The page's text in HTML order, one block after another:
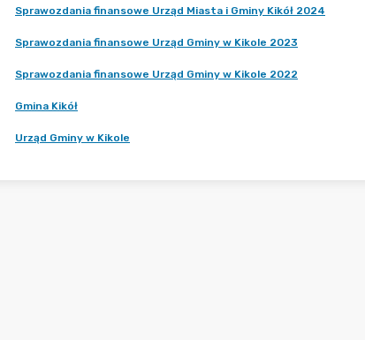
Sprawozdania finansowe Urząd Miasta i Gminy Kikół 2024
Sprawozdania finansowe Urząd Gminy w Kikole 2023
Sprawozdania finansowe Urząd Gminy w Kikole 2022
Gmina Kikół
Urząd Gminy w Kikole